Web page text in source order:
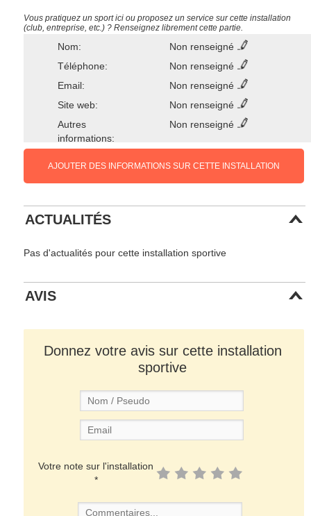
Vous pratiquez un sport ici ou proposez un service sur cette installation
(club, entreprise, etc.) ? Renseignez librement cette partie.
Nom:
Non renseigné
Téléphone:
Non renseigné
Email:
Non renseigné
Site web:
Non renseigné
Autres
informations:
Non renseigné
AJOUTER DES INFORMATIONS SUR CETTE INSTALLATION
ACTUALITÉS
Pas d'actualités pour cette installation sportive
AVIS
Donnez votre avis sur cette installation
sportive
Votre note sur l'installation
*